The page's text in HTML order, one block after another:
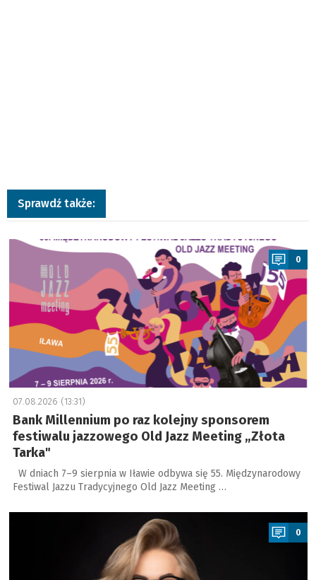
Sprawdź także:
a
0
07.08.2026 (13:31)
Bank Millennium po raz kolejny sponsorem
festiwalu jazzowego Old Jazz Meeting „Złota
Tarka"
W dniach 7–9 sierpnia w Iławie odbywa się 55. Międzynarodowy
Festiwal Jazzu Tradycyjnego Old Jazz Meeting …
a
0